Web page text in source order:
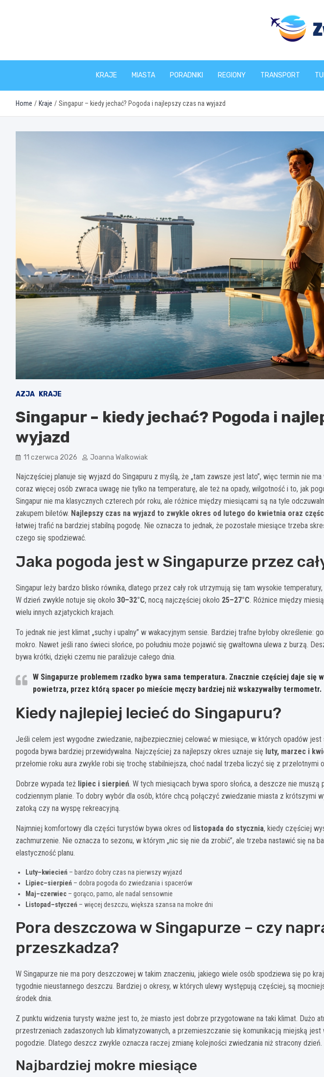
KRAJE MIASTA PORADNIKI REGIONY TRANSPORT
Home Kraje Singapur – kiedy jechać? Pogoda i najlepszy czas na wyjazd
AZJA KRAJE
Singapur – kiedy jechać? Pogoda i
wyjazd
11 czerwca 2026 Joanna Walkowiak
Najczęściej planuje się wyjazd do Singapuru z myślą, że „tam zawsze jest lato”, więc termin nie
coraz więcej osób zwraca uwagę nie tylko na temperaturę, ale też na opady, wilgotność i to, jak
Singapur nie ma klasycznych czterech pór roku, ale różnice między miesiącami są na tyle
zakupem biletów. Najlepszy czas na wyjazd to zwykle okres od lutego do kwietnia oraz
łatwiej trafić na bardziej stabilną pogodę. Nie oznacza to jednak, że pozostałe miesiące trzeba
czego się spodziewać.
Jaka pogoda jest w Singapurze przez
Singapur leży bardzo blisko równika, dlatego przez cały rok utrzymują się tam wysokie
W dzień zwykle notuje się około 30–32°C, nocą najczęściej około 25–27°C. Różnice między
wielu innych azjatyckich krajach.
To jednak nie jest klimat „suchy i upalny” w wakacyjnym sensie. Bardziej trafne byłoby określenie:
mokro. Nawet jeśli rano świeci słońce, po południu może pojawić się gwałtowna ulewa z burzą.
bywa krótki, dzięki czemu nie paraliżuje całego dnia.
W Singapurze problemem rzadko bywa sama temperatura. Znacznie częściej daje się
powietrza, przez którą spacer po mieście męczy bardziej niż wskazywałby termometr.
Kiedy najlepiej lecieć do Singapuru?
Jeśli celem jest wygodne zwiedzanie, najbezpieczniej celować w miesiące, w których opadów
pogoda bywa bardziej przewidywalna. Najczęściej za najlepszy okres uznaje się luty, marzec i
przełomie roku aura zwykle robi się trochę stabilniejsza, choć nadal trzeba liczyć się z przelotnymi
Dobrze wypada też lipiec i sierpień. W tych miesiącach bywa sporo słońca, a deszcze nie
codziennym planie. To dobry wybór dla osób, które chcą połączyć zwiedzanie miasta z krótszymi
zatoką czy na wyspę rekreacyjną.
Najmniej komfortowy dla części turystów bywa okres od listopada do stycznia, kiedy częściej
zachmurzenie. Nie oznacza to sezonu, w którym „nic się nie da zrobić”, ale trzeba nastawić się na
elastyczność planu.
Luty–kwiecień – bardzo dobry czas na pierwszy wyjazd
Lipiec–sierpień – dobra pogoda do zwiedzania i spacerów
Maj–czerwiec – gorąco, parno, ale nadal sensownie
Listopad–styczeń – więcej deszczu, większa szansa na mokre dni
Pora deszczowa w Singapurze – czy
przeszkadza?
W Singapurze nie ma pory deszczowej w takim znaczeniu, jakiego wiele osób spodziewa się po
tygodnie nieustannego deszczu. Bardziej o okresy, w których ulewy występują częściej, są
środek dnia.
Z punktu widzenia turysty ważne jest to, że miasto jest dobrze przygotowane na taki klimat. Dużo
przestrzeniach zadaszonych lub klimatyzowanych, a przemieszczanie się komunikacją miejską
pogodzie. Dlatego deszcz zwykle oznacza raczej zmianę kolejności zwiedzania niż stracony dzień.
Najbardziej mokre miesiące